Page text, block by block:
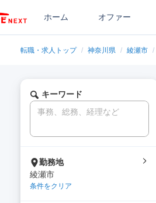
ホーム オファー
転職・求人トップ / 神奈川県 / 綾瀬市 /
キーワード
勤務地
綾瀬市
条件をクリア